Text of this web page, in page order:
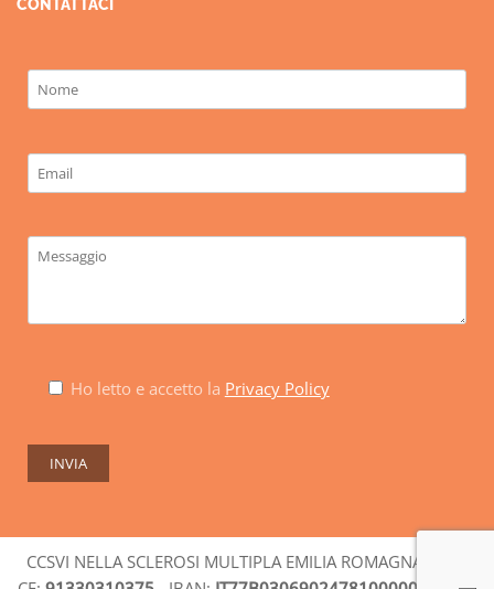
CONTATTACI
Ho letto e accetto la Privacy Policy
CCSVI NELLA SCLEROSI MULTIPLA EMILIA ROMAGNA ODV-